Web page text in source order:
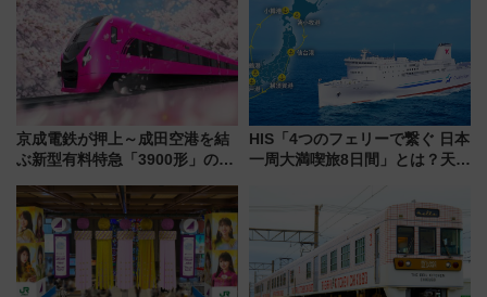
県越谷市）
京成電鉄が押上～成田空港を結
ぶ新型有料特急「3900形」のコ
募集も実施
HIS「4つのフェリーで繋ぐ 日本
一周大満喫旅8日間」とは？天橋
の絶景＆限定グルメを網羅！煩
雑な手続きも不要でお手軽に楽
しめるプランが登場